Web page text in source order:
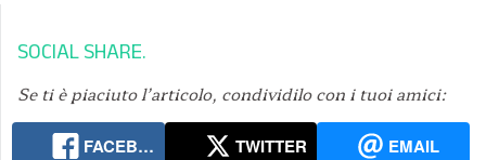
SOCIAL SHARE
Se ti è piaciuto l’articolo, condividilo con i tuoi amici:
FACEBOOK TWITTER
EMAIL